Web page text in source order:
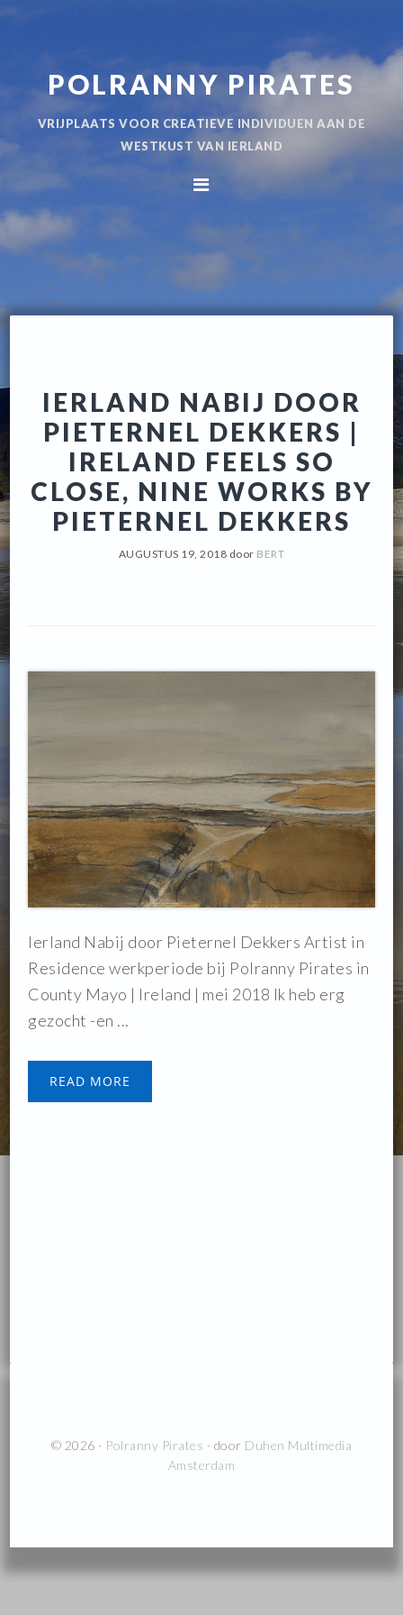
hoofdnavigatie
hoofd
inhoud
POLRANNY PIRATES
VRIJPLAATS VOOR CREATIEVE INDIVIDUEN AAN DE
WESTKUST VAN IERLAND
IERLAND NABIJ DOOR
PIETERNEL DEKKERS |
IRELAND FEELS SO
CLOSE, NINE WORKS BY
PIETERNEL DEKKERS
AUGUSTUS 19, 2018 door BERT
Ierland Nabij door Pieternel Dekkers Artist in
Residence werkperiode bij Polranny Pirates in
County Mayo | Ireland | mei 2018 Ik heb erg
gezocht -en ...
READ MORE
© 2026 · Polranny Pirates · door Duhen Multimedia
Amsterdam